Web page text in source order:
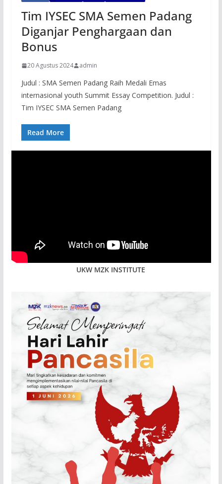
Tim IYSEC SMA Semen Padang
Diganjar Penghargaan dan
Bonus
20 Agustus 2024 admin
Judul : SMA Semen Padang Raih Medali Emas
internasional youth Summit Essay Competition. Judul :
Tim IYSEC SMA Semen Padang
Read More
UKW MZK INSTITUTE